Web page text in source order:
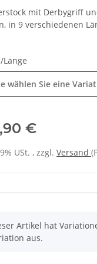
mit Derbygriff
in 9 verschiedenen
Länge
wählen Sie eine
€
USt. , zzgl. Versand
Artikel hat
aus.